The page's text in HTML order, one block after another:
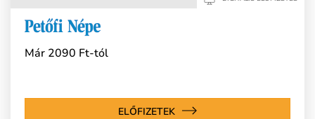
Már 2090 Ft-tól
ELŐFIZETEK